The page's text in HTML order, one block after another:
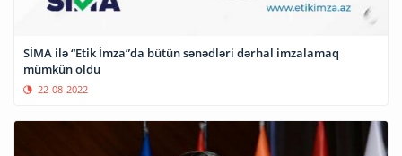
SİMA ilə “Etik İmza”da bütün sənədləri dərhal imzalamaq
mümkün oldu
22-08-2022